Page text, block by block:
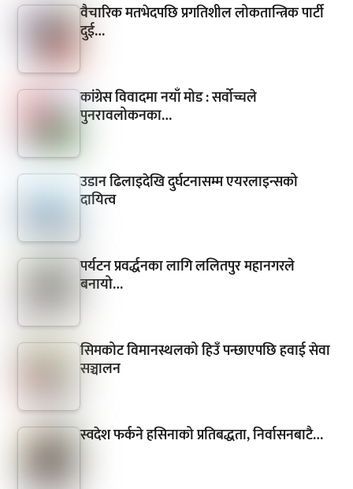
वैचारिक मतभेदपछि प्रगतिशील लोकतान्त्रिक पार्टी
दुई…
कांग्रेस विवादमा नयाँ मोड : सर्वोच्चले
पुनरावलोकनका…
उडान ढिलाइदेखि दुर्घटनासम्म एयरलाइन्सको
दायित्व
पर्यटन प्रवर्द्धनका लागि ललितपुर महानगरले
बनायो…
सिमकोट विमानस्थलको हिउँ पन्छाएपछि हवाई सेवा
सञ्चालन
स्वदेश फर्कने हसिनाको प्रतिबद्धता, निर्वासनबाटै…